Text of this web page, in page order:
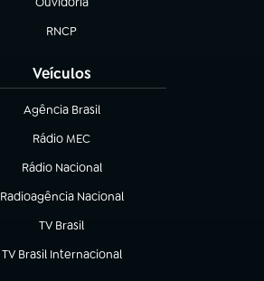
(abre em nova aba)
RNCP
(abre em nova aba)
Veículos
Agência Brasil
(abre em nova aba)
Rádio MEC
(abre em nova aba)
Rádio Nacional
Radioagência Nacional
(abre em nova aba)
TV Brasil
(abre em nova aba)
TV Brasil Internacional
(abre em nova aba)